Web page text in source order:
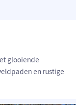
glooiende
en rustige